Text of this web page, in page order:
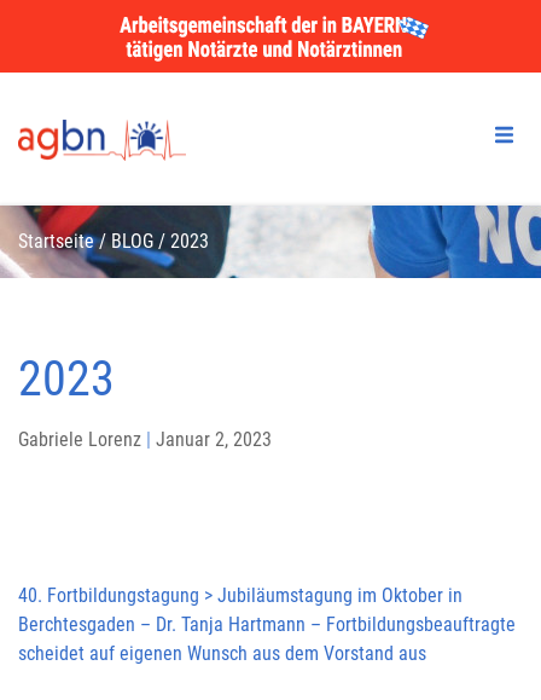
Startseite/BLOG / 2023
2023
Gabriele Lorenz | Januar 2, 2023
40. Fortbildungstagung > Jubiläumstagung im Oktober in
Berchtesgaden – Dr. Tanja Hartmann – Fortbildungsbeauftragte
scheidet auf eigenen Wunsch aus dem Vorstand aus